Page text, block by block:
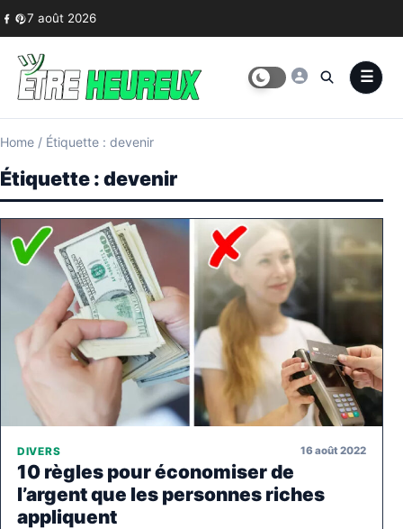
Skip to content
7 août 2026
Home / Étiquette : devenir
Étiquette :devenir
DIVERS 16 août 2022
10 règles pour économiser de
l’argent que les personnes riches
appliquent